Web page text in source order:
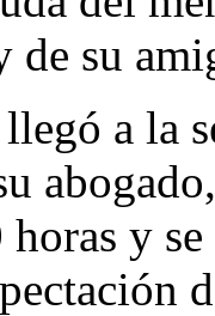
de su
a la
y